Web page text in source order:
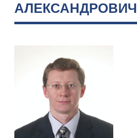
АЛЕКСАНДРОВИЧ